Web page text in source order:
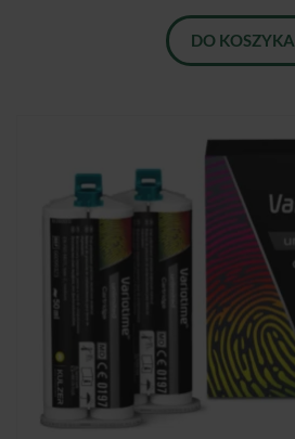
DO KOSZYKA